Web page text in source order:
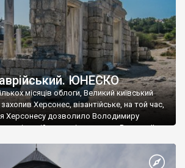
ЮНЕСКО
місяців облоги, Великий київський
Херсонес, візантійське, на той час,
Херсонесу дозволило Володимиру
візантійському імператору Василю ІІ, та
язичник, став Василем-християнином.
Русі. На честь Херсонесу Таврійського